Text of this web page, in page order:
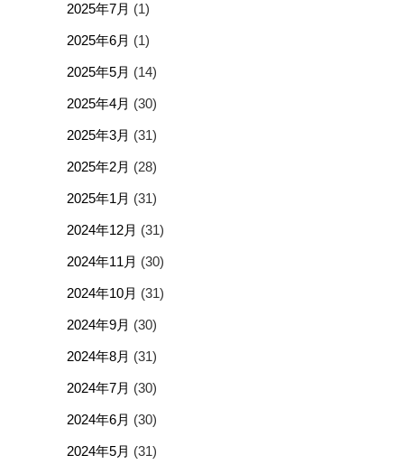
2025年7月 (1)
2025年6月 (1)
2025年5月 (14)
2025年4月 (30)
2025年3月 (31)
2025年2月 (28)
2025年1月 (31)
2024年12月 (31)
2024年11月 (30)
2024年10月 (31)
2024年9月 (30)
2024年8月 (31)
2024年7月 (30)
2024年6月 (30)
2024年5月 (31)